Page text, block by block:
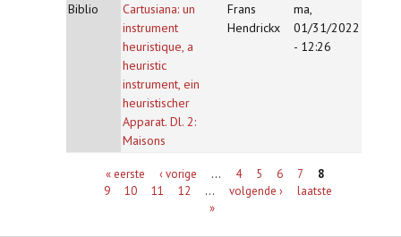
Biblio
Cartusiana: un
instrument
heuristique, a
heuristic
instrument, ein
heuristischer
Apparat. Dl. 2:
Maisons
Frans
Hendrickx
ma,
01/31/2022
- 12:26
Pagina's« eerste ‹ vorige … 4 5 6 7
8
9
10 11 12 … volgende ›
laatste
»